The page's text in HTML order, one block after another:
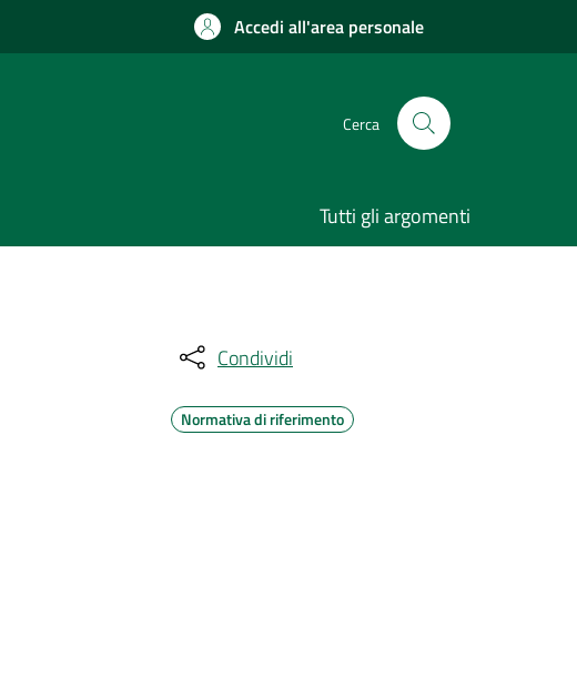
Accedi all'area personale
Cerca
Tutti gli argomenti
Condividi
Normativa di riferimento